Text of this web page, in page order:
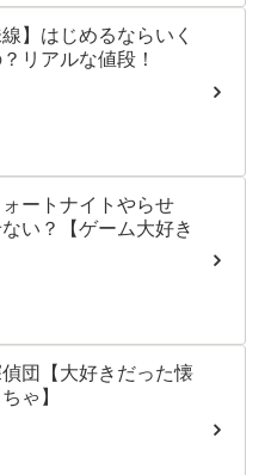
線】はじめるならいく
リアルな値段！
ートナイトやらせ
い？【ゲーム大好き
団【大好きだった懐
ゃ】